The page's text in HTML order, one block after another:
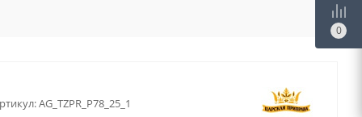
AG_TZPR_P78_25_1
0